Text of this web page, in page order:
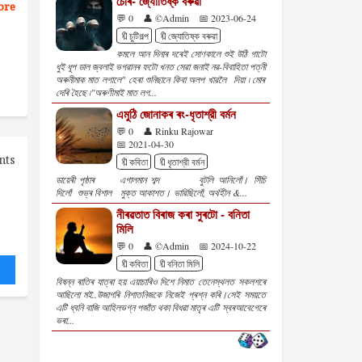
💬 0 👤 ©Admin
📅 2023-06-24
🔖চুটিগল্প
🔖জ্যোতিষ্ক বৰুৱা
কমলে আন দিনাৰ দৰেই সোণকালে শুই উঠি গাটো
ধুই ধূপ ডাল জ্বলাই ভগৱানৰ ফটো খনত সেৱা জনাই নৱ-বিবাহিতা পত্নী
অৰুনীমাক মাত লগালে" হেৰা শুনিছানে কিবা অলপ খাৱলৈ দিয়া ৷ মোৰ
দেৰি হৈছে ৷"অৰুণীমাই মাত লগ...
এমুঠি জোনাকৰ ৰং-ধৃতাশ্রী বৰ্মন
💬 0
👤 Rinku Rajowar
📅 2021-04-30
🔖কবিতা
🔖ধৃতাশ্রী বৰ্মন
ডায়েৰী পৃষ্ঠাৰ এগালমান শব্দ বুটলি আনিলোঁ। সিঁচি
দিলোঁ শুভ্ৰ বিশাল মুক্ত আকাশত। ভাৱিছিলোঁ, অৰ্থহীন &...
নীৰৱতাত বিৰাজ কৰা সুৰটো - বনিতা
মিলি
💬 0 👤 ©Admin
📅 2024-10-22
🔖কবিতা
🔖বনিতা মিলি
বিষন্ন ৰাতিৰ যাত্ৰা হয় এয়াচাৰিও দিশে নিমাত তেনেস্থলত সকলশৰে
আছিলো মই..উজাগৰি নিশাতনিজকে নিজেই প্ৰশ্ন কৰি।সেই সময়তে
এটি ধ্বনি বাজি আহিলভগ্ন পজাঁত থকা বিধৱা মাতৃৰ এটি স্বৰআবেগেৰে
ভৰা...